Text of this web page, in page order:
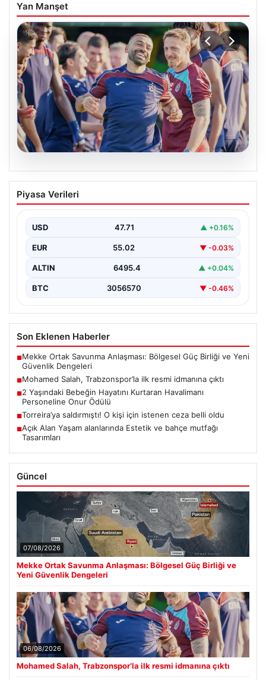
Yan Manşet
06.08.2026
Mohamed Salah, Trabzonspor’la ilk
resmi idmanına çıktı
Trabzonspor, kadrosuna kattığı Mohamed Salah ile ilk
antrenmanını gerçekleştirmenin…
Piyasa Verileri
USD 47.71 ▲ +0.16%
EUR 55.02 ▼ -0.03%
ALTIN 6495.4 ▲ +0.04%
BTC 3056570 ▼ -0.46%
Son Eklenen Haberler
■Mekke Ortak Savunma Anlaşması: Bölgesel Güç Birliği ve Yeni
Güvenlik Dengeleri
■Mohamed Salah, Trabzonspor’la ilk resmi idmanına çıktı
■2 Yaşındaki Bebeğin Hayatını Kurtaran Havalimanı
Personeline Onur Ödülü
■Torreira’ya saldırmıştı! O kişi için istenen ceza belli oldu
■Açık Alan Yaşam alanlarında Estetik ve bahçe mutfağı
Tasarımları
Güncel
07/08/2026
Mekke Ortak Savunma Anlaşması: Bölgesel Güç Birliği ve
Yeni Güvenlik Dengeleri
06/08/2026
Mohamed Salah, Trabzonspor’la ilk resmi idmanına çıktı